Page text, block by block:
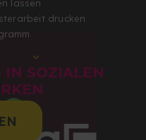
lassen
drucken
IN SOZIALEN